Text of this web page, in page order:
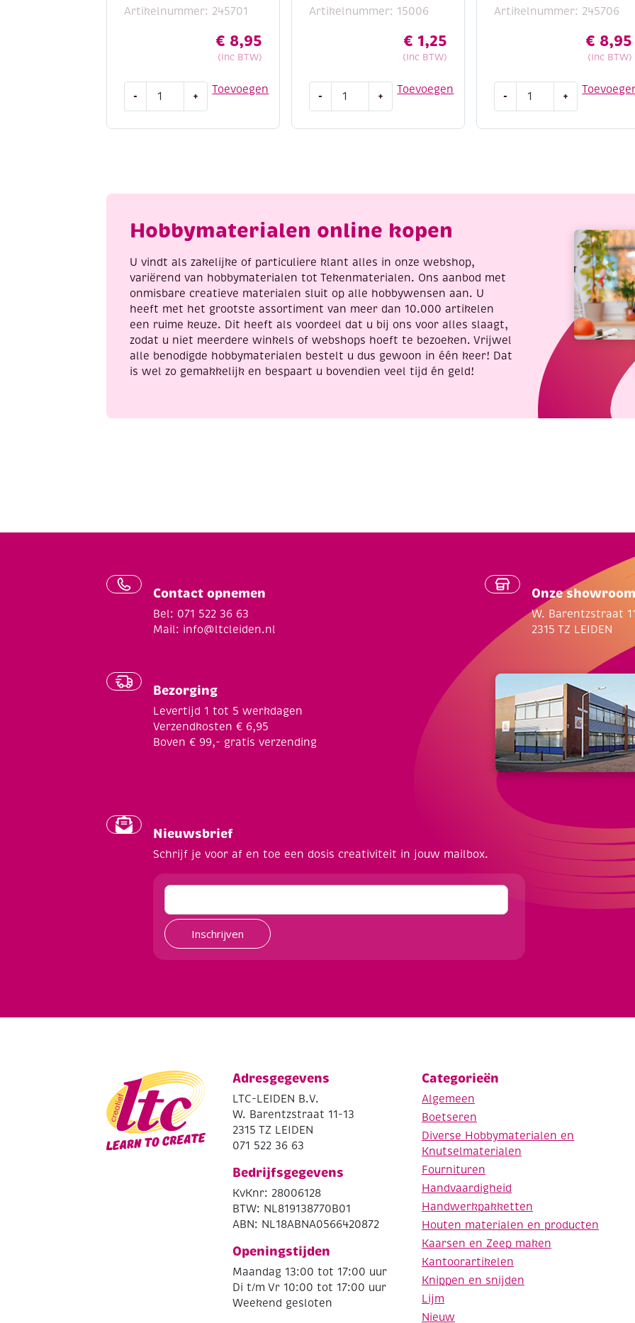
Artikelnummer: 245701
€ 8,95
(Inc BTW)
Toevoegen
- +
Artikelnummer: 15006
€ 1,25
(Inc BTW)
Toevoegen
-
Krasfolie
aantal
+
Artikelnummer: 245706
€ 8,95
(Inc BTW)
-
neushoorn
+
Hobbymaterialen online kopen
U vindt als zakelijke of particuliere klant alles in onze webshop,
variërend van hobbymaterialen tot Tekenmaterialen. Ons aanbod met
onmisbare creatieve materialen sluit op alle hobbywensen aan. U
heeft met het grootste assortiment van meer dan 10.000 artikelen
een ruime keuze. Dit heeft als voordeel dat u bij ons voor alles slaagt,
zodat u niet meerdere winkels of webshops hoeft te bezoeken. Vrijwel
alle benodigde hobbymaterialen bestelt u dus gewoon in één keer! Dat
is wel zo gemakkelijk en bespaart u bovendien veel tijd én geld!
Contact opnemen
Bel: 071 522 36 63
Mail: info@ltcleiden.nl
Bezorging
Levertijd 1 tot 5 werkdagen
Verzendkosten € 6,95
Boven € 99,- gratis verzending
Onze showroom
W. Barentzstraat
2315 TZ LEIDEN
Nieuwsbrief
Schrijf je voor af en toe een dosis creativiteit in jouw mailbox.
Inschrijven
Adresgegevens
LTC-LEIDEN B.V.
W. Barentzstraat 11-13
2315 TZ LEIDEN
071 522 36 63
Bedrijfsgegevens
KvKnr: 28006128
BTW: NL819138770B01
ABN: NL18ABNA0566420872
Openingstijden
Maandag 13:00 tot 17:00 uur
Di t/m Vr 10:00 tot 17:00 uur
Weekend gesloten
Categorieën
Algemeen
Boetseren
Diverse Hobbymaterialen en
Knutselmaterialen
Fournituren
Handvaardigheid
Handwerkpakketten
Houten materialen en producten
Kaarsen en Zeep maken
Kantoorartikelen
Knippen en snijden
Lijm
Nieuw